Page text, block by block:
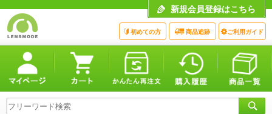
新規会員登録はこちら
初めての方 商品追跡 ご利用ガイド